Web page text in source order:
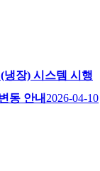
장) 시스템 시행
동 안내2026-04-10